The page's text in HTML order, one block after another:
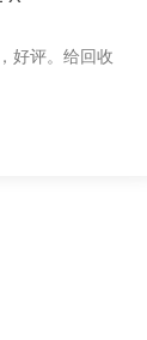
好评。给回收